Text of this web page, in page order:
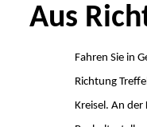
Aus
Fahren Sie in
Richtung
Kreisel. An der